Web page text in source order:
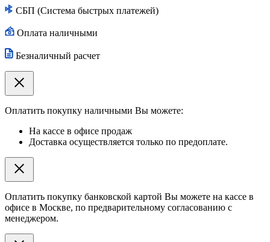
СБП (Система быстрых платежей)
Оплата наличными
Безналичный расчет
Оплатить покупку наличными Вы можете:
На кассе в офисе продаж
Доставка осуществляется только по предоплате.
Оплатить покупку банковской картой Вы можете на кассе в
офисе в Москве, по предварительному согласованию с
менеджером.